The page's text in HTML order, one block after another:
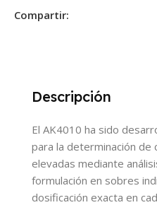
Compartir:
Descripción
El AK4010 ha sido
para la determinación de
elevadas mediante
formulación en sobres
dosificación exacta en